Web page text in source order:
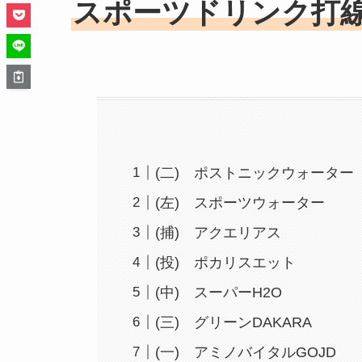
スポーツドリンク打
(二) ポストニックウォーター
(左) スポーツウォーター
(捕) アクエリアス
(投) ポカリスエット
(中) スーパーH2O
(三) グリーンDAKARA
(一) アミノバイタルGOJD